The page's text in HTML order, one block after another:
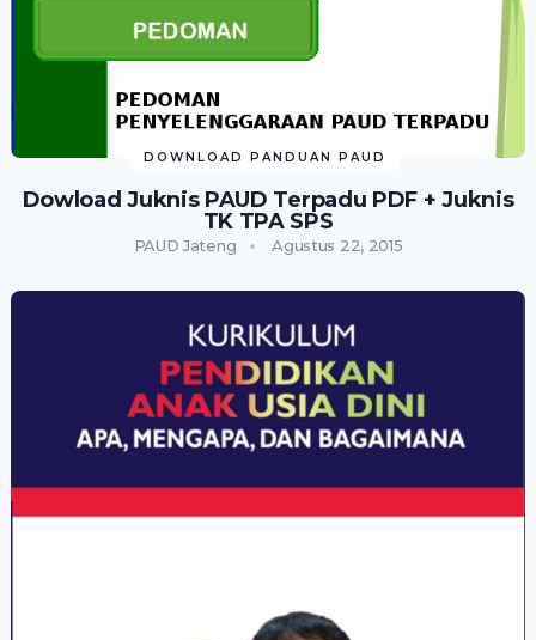
DOWNLOAD PANDUAN PAUD
Dowload Juknis PAUD Terpadu PDF + Juknis
TK TPA SPS
PAUD Jateng Agustus 22, 2015